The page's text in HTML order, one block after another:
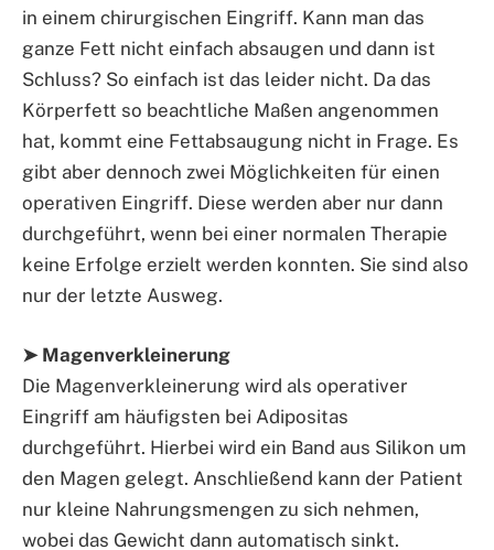
in einem chirurgischen Eingriff. Kann man das
ganze Fett nicht einfach absaugen und dann ist
Schluss? So einfach ist das leider nicht. Da das
Körperfett so beachtliche Maßen angenommen
hat, kommt eine Fettabsaugung nicht in Frage. Es
gibt aber dennoch zwei Möglichkeiten für einen
operativen Eingriff. Diese werden aber nur dann
durchgeführt, wenn bei einer normalen Therapie
keine Erfolge erzielt werden konnten. Sie sind also
nur der letzte Ausweg.
➤ Magenverkleinerung
Die Magenverkleinerung wird als operativer
Eingriff am häufigsten bei Adipositas
durchgeführt. Hierbei wird ein Band aus Silikon um
den Magen gelegt. Anschließend kann der Patient
nur kleine Nahrungsmengen zu sich nehmen,
wobei das Gewicht dann automatisch sinkt.